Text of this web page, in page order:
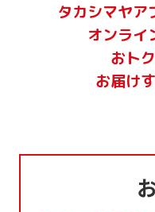
タカシマヤア
オンライ
おト
お届け